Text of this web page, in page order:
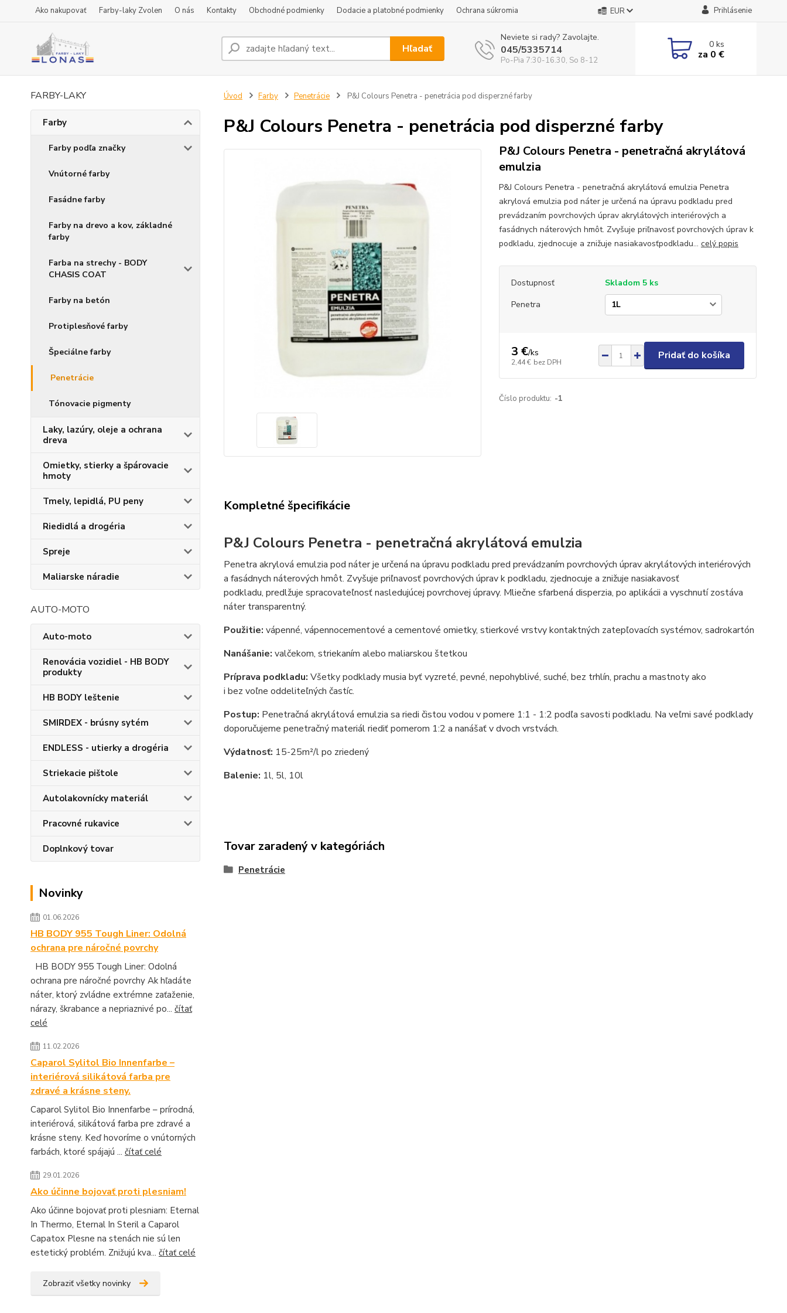
Ako nakupovať Farby-laky Zvolen O nás Kontakty Obchodné podmienky Dodacie a platobné podmienky Ochrana súkromia EUR Prihlásenie
Hľadať
Neviete si rady? Zavolajte.
045/5335714
Po-Pia 7:30-16.30, So 8-12
0ks
za 0 €
FARBY-LAKY
Farby
Farby podľa značky
Vnútorné farby
Fasádne farby
Farby na drevo a kov, základné
farby
Farba na strechy - BODY
CHASIS COAT
Farby na betón
Protiplesňové farby
Špeciálne farby
Penetrácie
Tónovacie pigmenty
Laky, lazúry, oleje a ochrana
dreva
Omietky, stierky a špárovacie
hmoty
Tmely, lepidlá, PU peny
Riedidlá a drogéria
Spreje
Maliarske náradie
AUTO-MOTO
Auto-moto
Renovácia vozidiel - HB BODY
produkty
HB BODY leštenie
SMIRDEX - brúsny sytém
ENDLESS - utierky a drogéria
Striekacie pištole
Autolakovnícky materiál
Pracovné rukavice
Doplnkový tovar
Novinky
01.06.2026
HB BODY 955 Tough Liner: Odolná
ochrana pre náročné povrchy
HB BODY 955 Tough Liner: Odolná
ochrana pre náročné povrchy Ak hľadáte
náter, ktorý zvládne extrémne zaťaženie,
nárazy, škrabance a nepriaznivé po... čítať
celé
11.02.2026
Caparol Sylitol Bio Innenfarbe –
interiérová silikátová farba pre
zdravé a krásne steny.
Caparol Sylitol Bio Innenfarbe – prírodná,
interiérová, silikátová farba pre zdravé a
krásne steny. Keď hovoríme o vnútorných
farbách, ktoré spájajú ... čítať celé
29.01.2026
Ako účinne bojovať proti plesniam!
Ako účinne bojovať proti plesniam: Eternal
In Thermo, Eternal In Steril a Caparol
Capatox Plesne na stenách nie sú len
estetický problém. Znižujú kva... čítať celé
Zobraziť všetky novinky
Úvod Farby Penetrácie P&J Colours Penetra - penetrácia pod disperzné farby
P&J Colours Penetra - penetrácia pod disperzné farby
P&J Colours Penetra - penetračná akrylátová
emulzia
P&J Colours Penetra - penetračná akrylátová emulzia Penetra
akrylová emulzia pod náter je určená na úpravu podkladu pred
prevádzaním povrchových úprav akrylátových interiérových a
fasádnych náterových hmôt. Zvyšuje priľnavosť povrchových úprav k
podkladu, zjednocuje a znižuje nasiakavosťpodkladu... celý popis
Dostupnosť
Skladom 5 ks
Penetra
3 €/ks
2,44 € bez DPH
Pridať do košíka
Číslo produktu: -1
Kompletné špecifikácie
P&J Colours Penetra - penetračná akrylátová emulzia
Penetra akrylová emulzia pod náter je určená na úpravu podkladu pred prevádzaním povrchových úprav akrylátových interiérových
a fasádnych náterových hmôt. Zvyšuje priľnavosť povrchových úprav k podkladu, zjednocuje a znižuje nasiakavosť
podkladu, predlžuje spracovateľnosť nasledujúcej povrchovej úpravy. Mliečne sfarbená disperzia, po aplikácii a vyschnutí zostáva
náter transparentný.
Použitie: vápenné, vápennocementové a cementové omietky, stierkové vrstvy kontaktných zatepľovacích systémov, sadrokartón
Nanášanie: valčekom, striekaním alebo maliarskou štetkou
Príprava podkladu: Všetky podklady musia byť vyzreté, pevné, nepohyblivé, suché, bez trhlín, prachu a mastnoty ako
i bez voľne oddeliteľných častíc.
Postup: Penetračná akrylátová emulzia sa riedi čistou vodou v pomere 1:1 - 1:2 podľa savosti podkladu. Na veľmi savé podklady
doporučujeme penetračný materiál riediť pomerom 1:2 a nanášať v dvoch vrstvách.
Výdatnosť: 15-25m²/l po zriedený
Balenie: 1l, 5l, 10l
Tovar zaradený v kategóriách
Penetrácie